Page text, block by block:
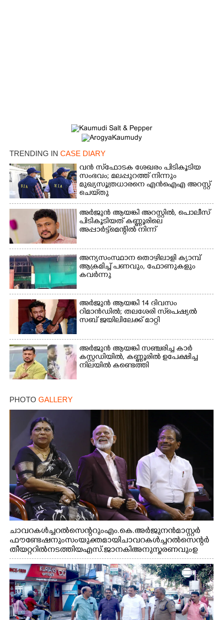
TRENDING IN CASE DIARY
വൻ സ്‌ഫോടക ശേഖരം പിടികൂടിയ
സംഭവം; മലപ്പുറത്ത് നിന്നും
മുഖ്യസൂത്രധാരനെ എൻഐഎ അറസ്റ്റ്
ചെയ്‌തു
അർജുൻ ആയങ്കി അറസ്റ്റിൽ, പൊലീസ്
പിടികൂടിയത് കണ്ണൂരിലെ
അപ്പാർട്ട്‌മെന്റിൽ നിന്ന്
അന്യസംസ്ഥാന തൊഴിലാളി ക്യാമ്പ്
ആക്രമിച്ച് പണവും, ഫോണുകളും
കവർന്നു
അർജുൻ ആയങ്കി 14 ദിവസം
റിമാൻഡിൽ; തലശേരി സ്‌പെഷ്യൽ
സബ് ജയിലിലേക്ക് മാറ്റി
അർജുൻ ആയങ്കി സഞ്ചരിച്ച കാർ
കസ്റ്റഡിയിൽ,​ കണ്ണൂരിൽ ഉപേക്ഷിച്ച
നിലയിൽ കണ്ടെത്തി
PHOTO GALLERY
ചാവറ കൾച്ചറൽ സെന്ററും എം.കെ. അർജുനൻ മാസ്റ്റർ
ഫൗണ്ടേഷനും സംയുക്തമായി ചാവറ കൾച്ചറൽ സെന്റർ
തീയറ്ററിൽ നടത്തിയ എസ്. ജാനകി അനുസ്മരണവും ഉ
ദ്ഘാടനം ചെയ്യാനെത്തിയ സംഗീത സംവിധായകൻ ജെറി
അമൽദേവ്, ഗായിക ജെൻസി, എം.കെ. അർജുനൻ
ഫൗണ്ടേഷൻ ചെയർമാൻ ഡോ. രാധാകൃഷ്ണൻ എന്നിവർ